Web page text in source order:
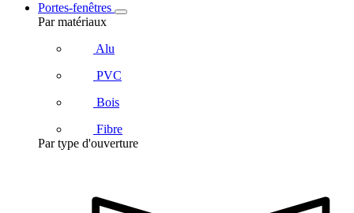
Portes-fenêtres
Par matériaux
Alu
PVC
Bois
Fibre
Par type d'ouverture